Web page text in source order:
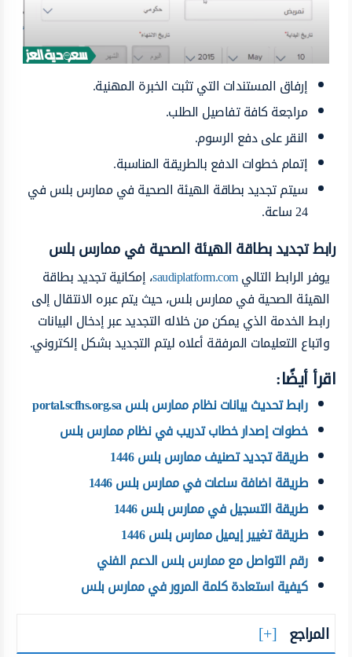
إرفاق المستندات التي تثبت الخبرة المهنية.
مراجعة كافة تفاصيل الطلب.
النقر على دفع الرسوم.
إتمام خطوات الدفع بالطريقة المناسبة.
سيتم تجديد بطاقة الهيئة الصحية في ممارس بلس في
24 ساعة.
رابط تجديد بطاقة الهيئة الصحية في ممارس بلس
يوفر الرابط التاليsaudiplatform.com، إمكانية تجديد بطاقة
الهيئة الصحية في ممارس بلس، حيث يتم عبره الانتقال إلى
رابط الخدمة الذي يمكن من خلاله التجديد عبر إدخال البيانات
واتباع التعليمات المرفقة أعلاه ليتم التجديد بشكل إلكتروني.
اقرأ أيضًا:
رابط تحديث بيانات نظام ممارس بلس portal.scfhs.org.sa
خطوات إصدار خطاب تدريب في نظام ممارس بلس
طريقة تجديد تصنيف ممارس بلس 1446
طريقة اضافة ساعات في ممارس بلس 1446
طريقة التسجيل في ممارس بلس 1446
طريقة تغيير إيميل ممارس بلس 1446
رقم التواصل مع ممارس بلس الدعم الفني
كيفية استعادة كلمة المرور في ممارس بلس
المراجع